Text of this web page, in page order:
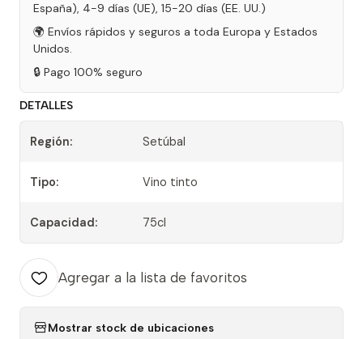
España), 4-9 días (UE), 15-20 días (EE. UU.)
🌍 Envíos rápidos y seguros a toda Europa y Estados
Unidos.
🔒 Pago 100% seguro
DETALLES
Región: Setúbal
Tipo: Vino tinto
Capacidad: 75cl
Agregar a la lista de favoritos
Mostrar stock de ubicaciones